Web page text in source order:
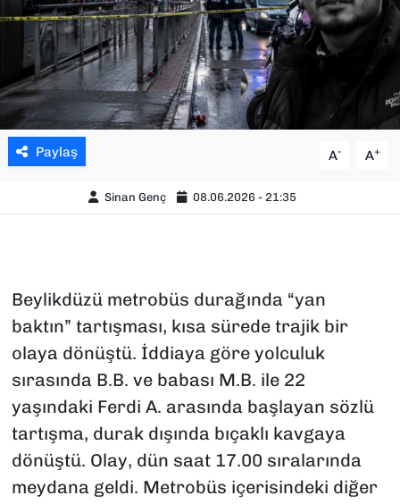
Paylaş A- A+
Sinan Genç 08.06.2026 - 21:35
Beylikdüzü metrobüs durağında “yan
baktın” tartışması, kısa sürede trajik bir
olaya dönüştü. İddiaya göre yolculuk
sırasında B.B. ve babası M.B. ile 22
yaşındaki Ferdi A. arasında başlayan sözlü
tartışma, durak dışında bıçaklı kavgaya
dönüştü. Olay, dün saat 17.00 sıralarında
meydana geldi. Metrobüs içerisindeki diğer
SAĞLIK
SPOR
TEKNOLOJİ
YAŞAM
YEREL YÖNETİMLER